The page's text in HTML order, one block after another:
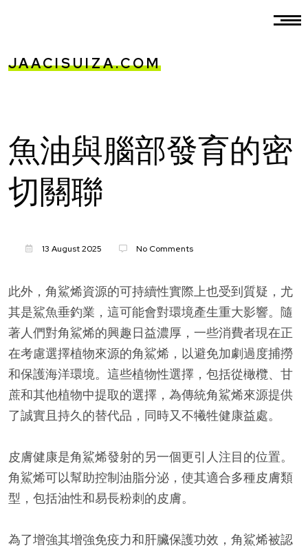
JAACISUIZA.COM
魚油與腦部發育的密
切關聯
13 August 2025 No Comments
此外，角鯊烯資源的可持續性實際上也受到質疑，尤
其是鯊魚垂釣業，這可能會對環境產生重大影響。隨
著人們對角鯊烯的興趣日益濃厚，一些消費者現在正
在考慮選擇植物來源的角鯊烯，以避免加劇過度捕撈
和保護海洋環境。這些植物性選擇，包括從橄欖、甘
蔗和其他植物中提取的選擇，為傳統角鯊烯來源提供
了誠實且持久的替代品，同時又不犧牲健康益處。
皮膚健康是角鯊烯發射的另一個更引人注目的位置。
角鯊烯可以幫助控制油脂分泌，使其適合多種皮膚類
型，包括油性和易長粉刺的皮膚。
為了增強其增強免疫力和肝臟保護功效，角鯊烯被認